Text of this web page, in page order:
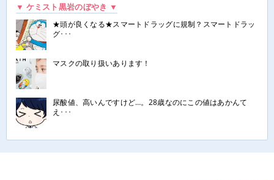
▼ ケミスト黒岩のぼやき ▼
★頭が良くなる★スマートドラッグに規制？スマートドラッ
グ･･･
マスクの取り扱いあります！
尿酸値、高いんですけど…。28歳なのにこの値はあかんて
え･･･